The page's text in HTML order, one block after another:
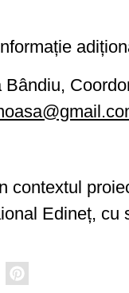
contextul
Edineț,